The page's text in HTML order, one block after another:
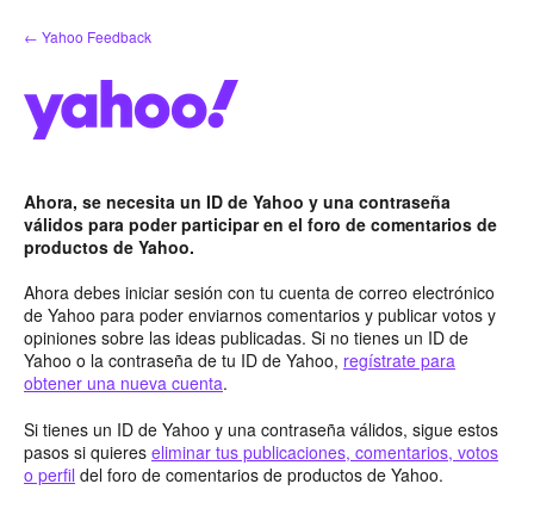
saltar
al
← Yahoo Feedback
Ahora, se necesita un ID de Yahoo y una contraseña
válidos para poder participar en el foro de comentarios de
productos de Yahoo.
Ahora debes iniciar sesión con tu cuenta de correo electrónico
de Yahoo para poder enviarnos comentarios y publicar votos y
opiniones sobre las ideas publicadas. Si no tienes un ID de
Yahoo o la contraseña de tu ID de Yahoo, regístrate para
obtener una nueva cuenta.
Si tienes un ID de Yahoo y una contraseña válidos, sigue estos
pasos si quieres eliminar tus publicaciones, comentarios, votos
o perfil del foro de comentarios de productos de Yahoo.